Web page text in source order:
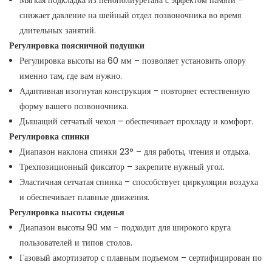
снижает давление на шейный отдел позвоночника во время
длительных занятий.
Регулировка поясничной подушки
Регулировка высоты на 60 мм – позволяет установить опору
именно там, где вам нужно.
Адаптивная изогнутая конструкция – повторяет естественную
форму вашего позвоночника.
Дышащий сетчатый чехол – обеспечивает прохладу и комфорт.
Регулировка спинки
Диапазон наклона спинки 23° – для работы, чтения и отдыха.
Трехпозиционный фиксатор – закрепите нужный угол.
Эластичная сетчатая спинка – способствует циркуляции воздуха
и обеспечивает плавные движения.
Регулировка высоты сиденья
Диапазон высоты 90 мм – подходит для широкого круга
пользователей и типов столов.
Газовый амортизатор с плавным подъемом – сертифицирован по